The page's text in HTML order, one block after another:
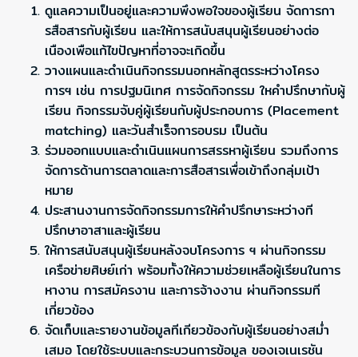
ดูแลความเป็นอยู่และความพึงพอใจของผู้เรียน จัดการกา
รสือสารกับผู้เรียน และให้การสนับสนุนผู้เรียนอย่างต่อ
เนืองเพือแก้ไขปัญหาที่อาจจะเกิดขึ้น
วางแผนและดำเนินกิจกรรมนอกหลักสูตรระหว่างโครง
การฯ เช่น การปฐมนิเทศ การจัดกิจกรรม ใหคำปรึกษากับผู้
เรียน กิจกรรมจับคู่ผู้เรียนกับผู้ประกอบการ (Placement
matching) และวันสำเร็จการอบรม เป็นต้น
ร่วมออกแบบและดำเนินแผนการสรรหาผู้เรียน รวมถึงการ
จัดการด้านการตลาดและการสือสารเพื่อเข้าถึงกลุ่มเป้า
หมาย
ประสานงานการจัดกิจกรรมการให้คำปรึกษาระหว่างที
ปรึกษาอาสาและผู้เรียน
ให้การสนับสนุนผู้เรียนหลังจบโครงการ ฯ ผ่านกิจกรรม
เครือข่ายศิษย์เก่า พร้อมทั้งให้ความช่วยเหลือผู้เรียนในการ
หางาน การสมัครงาน และการจ้างงาน ผ่านกิจกรรมที
เกี่ยวข้อง
จัดเก็บและรายงานข้อมูลทีเกียวข้องกับผู้เรียนอย่างสม่ำ
เสมอ โดยใช้ระบบและกระบวนการข้อมูล ของเจเนเรชัน